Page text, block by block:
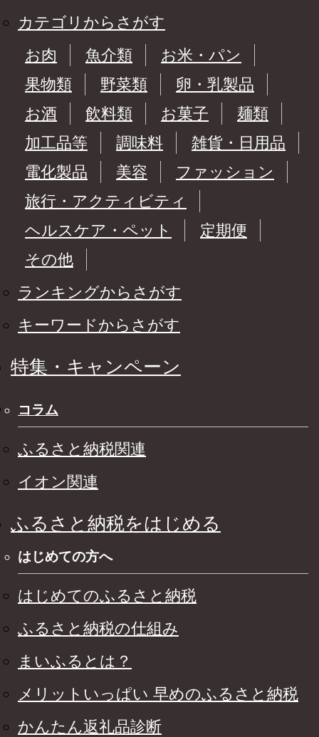
カテゴリからさがす
お肉
魚介類
お米・パン
果物類
野菜類
卵・乳製品
お酒
飲料類 お菓子
麺類
加工品等
調味料
雑貨・日用品
電化製品
美容
ファッション
旅行・アクティビティ
ヘルスケア・ペット
定期便
その他
ランキングからさがす
キーワードからさがす
特集・キャンペーン
コラム
ふるさと納税関連
イオン関連
ふるさと納税をはじめる
はじめての方へ
はじめてのふるさと納税
ふるさと納税の仕組み
まいふるとは？
メリットいっぱい 早めのふるさと納税
かんたん返礼品診断